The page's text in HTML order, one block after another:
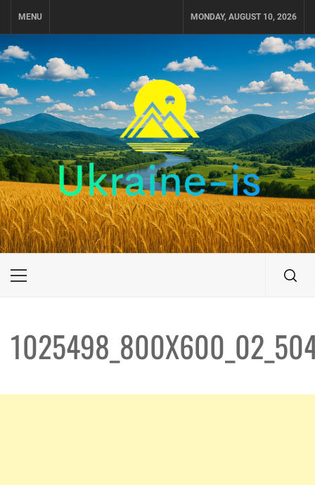
MENU MONDAY, AUGUST 10, 2026
UKRAINE-IS
ПУТЕШЕСТВИЕ ПО УКРАИНЕ
Primary